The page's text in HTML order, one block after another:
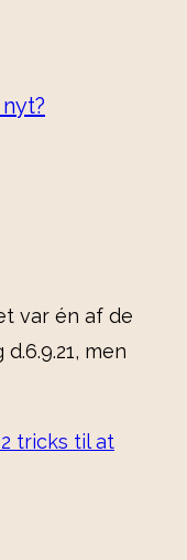
var én af de
men